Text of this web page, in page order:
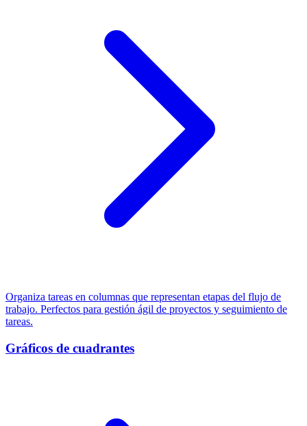
Organiza tareas en columnas que representan etapas del flujo de
trabajo. Perfectos para gestión ágil de proyectos y seguimiento de
tareas.
Gráficos de cuadrantes